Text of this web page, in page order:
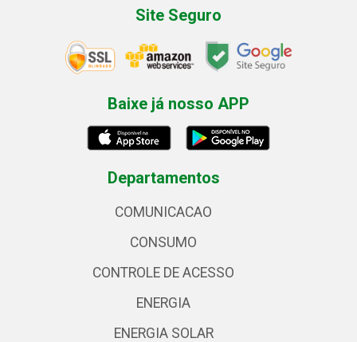
Site Seguro
Baixe já nosso APP
Departamentos
COMUNICACAO
CONSUMO
CONTROLE DE ACESSO
ENERGIA
ENERGIA SOLAR